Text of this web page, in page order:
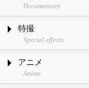
Documentary
特撮
Special effects
アニメ
Anime